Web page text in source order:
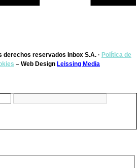
derechos reservados Inbox S.A. · Política de
– Web Design Leissing Media